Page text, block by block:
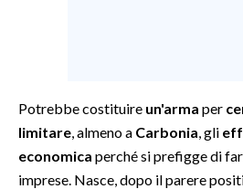
CULTURA
Potrebbe costituire un'arma per
limitare , almeno a Carbonia , gli
economica perché si prefigge di
imprese. Nasce, dopo il parere